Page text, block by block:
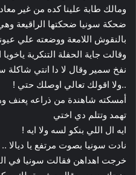
ومالك طابة علينا كده من غير
ضحكة سونيا ضحكتها الراقيعة
بالنقوش اللامعة ووضعته علي
وقالت جاية الحفلة التنكرية ياخويا
نفخ سمير وقال لا دا انتي شاكلة
..ولا اقولك تعالي اوصلك حتي !
أمسكته شاهندة من ذراعه پعنف
تهمد وتتلم دي اختي
ايه ال اللي بنكو لسه ولا ايه !
نادت سونيا بصوت مرتفع يا ديالا ..
خرجت اهداهن فقالت سونيا في